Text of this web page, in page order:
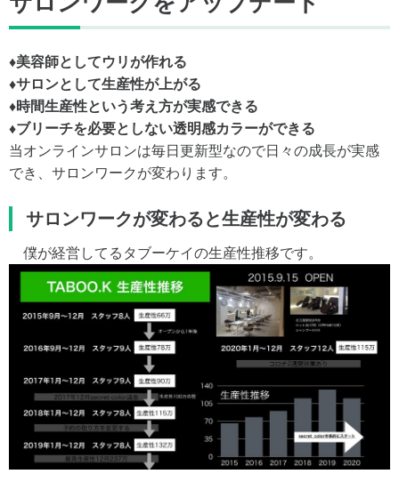
♦︎美容師としてウリが作れる
♦︎サロンとして生産性が上がる
♦︎時間生産性という考え方が実感できる
♦︎ブリーチを必要としない透明感カラーができる
当オンラインサロンは毎日更新型なので日々の成長が実感
でき、サロンワークが変わります。
サロンワークが変わると生産性が変わる
僕が経営してるタブーケイの生産性推移です。